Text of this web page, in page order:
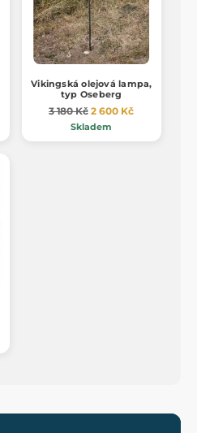
Vikingská olejová lampa,
typ Oseberg
3 180 Kč 2 600 Kč
Skladem